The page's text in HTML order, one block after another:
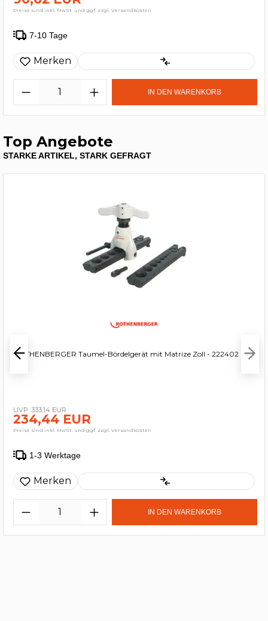
Preise sind inkl. MwSt. und ggf. zzgl. Versandkosten
7-10 Tage
Merken
IN DEN WARENKORB
Top Angebote
STARKE ARTIKEL, STARK GEFRAGT
ROTHENBERGER Taumel-Bördelgerät mit Matrize Zoll - 222402
333,14 EUR
234,44 EUR
Preise sind inkl. MwSt. und ggf. zzgl. Versandkosten
1-3 Werktage
Merken
IN DEN WARENKORB